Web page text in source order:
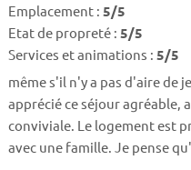
Emplacement : 5/5
Etat de propreté : 5/5
Services et animations : 5/5
même s'il n'y a pas d'aire de
apprécié ce séjour agréable,
conviviale. Le logement est
avec une famille. Je pense